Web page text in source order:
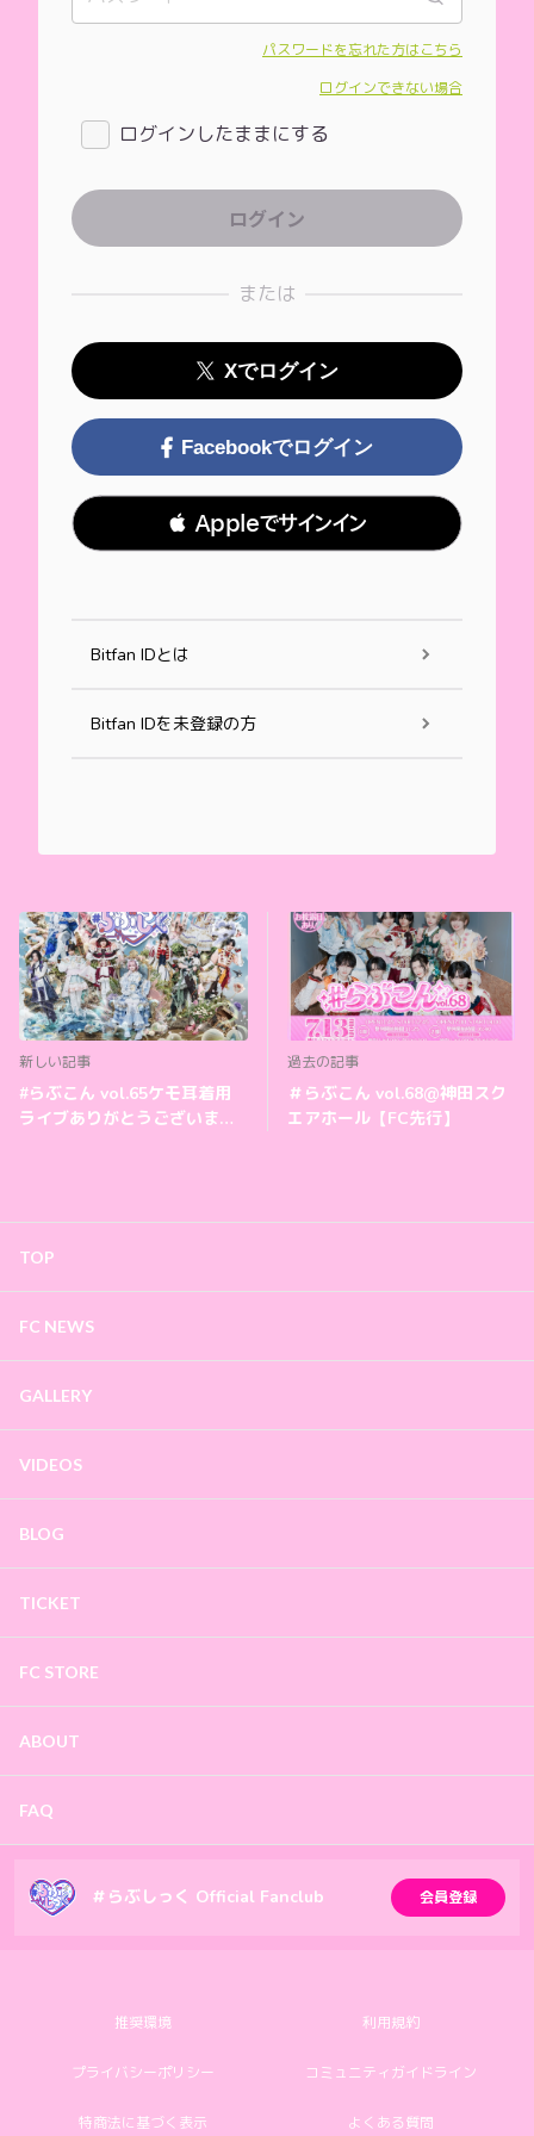
パスワードを忘れた方はこちら
ログインできない場合
ログインしたままにする
または
Xでログイン
Facebookでログイン
 Appleでサインイン
Bitfan IDとは
Bitfan IDを未登録の方
新しい記事
#らぶこん vol.65ケモ耳着用
ライブありがとうございまし
過去の記事
＃らぶこん vol.68@神田スク
エアホール【FC先行】
TOP
FC NEWS
GALLERY
VIDEOS
BLOG
TICKET
FC STORE
ABOUT
FAQ
＃らぶしっく Official Fanclub 会員登録
推奨環境 利用規約
プライバシーポリシー コミュニティガイドライン
特商法に基づく表示 よくある質問